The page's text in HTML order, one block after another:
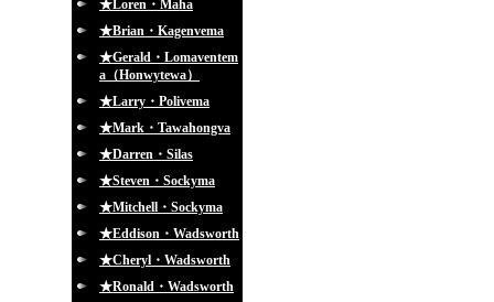
★Loren・Maha
★Brian・Kagenvema
★Gerald・Lomaventem
a（Honwytewa）
★Larry・Polivema
★Mark・Tawahongva
★Darren・Silas
★Steven・Sockyma
★Mitchell・Sockyma
★Eddison・Wadsworth
★Cheryl・Wadsworth
★Ronald・Wadsworth